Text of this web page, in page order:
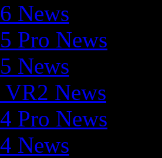
News
Pro News
News
VR2 News
Pro News
News